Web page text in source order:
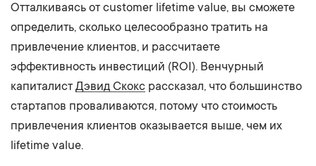
Отталкиваясь от customer lifetime value, вы сможете
определить, сколько целесообразно тратить на
привлечение клиентов, и рассчитаете
эффективность инвестиций (ROI). Венчурный
капиталист Дэвид Скокс рассказал, что большинство
стартапов проваливаются, потому что стоимость
привлечения клиентов оказывается выше, чем их
lifetime value.